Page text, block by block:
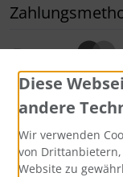
Diese
andere
Wir verwenden
von
Website zu